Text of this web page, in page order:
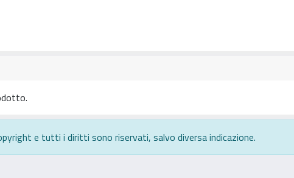
e tutti i diritti sono riservati, salvo diversa indicazione.